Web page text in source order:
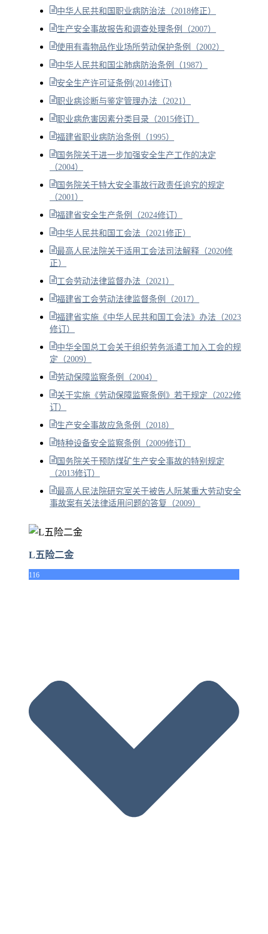
中华人民共和国职业病防治法（2018修正）
生产安全事故报告和调查处理条例（2007）
使用有毒物品作业场所劳动保护条例（2002）
中华人民共和国尘肺病防治条例（1987）
安全生产许可证条例(2014修订)
职业病诊断与鉴定管理办法（2021）
职业病危害因素分类目录（2015修订）
福建省职业病防治条例（1995）
国务院关于进一步加强安全生产工作的决定
（2004）
国务院关于特大安全事故行政责任追究的规定
（2001）
福建省安全生产条例（2024修订）
中华人民共和国工会法（2021修正）
最高人民法院关于适用工会法司法解释（2020修
正）
工会劳动法律监督办法（2021）
福建省工会劳动法律监督条例（2017）
福建省实施《中华人民共和国工会法》办法（2023
修订）
中华全国总工会关于组织劳务派遣工加入工会的规
定（2009）
劳动保障监察条例（2004）
关于实施《劳动保障监察条例》若干规定（2022修
订）
生产安全事故应急条例（2018）
特种设备安全监察条例（2009修订）
国务院关于预防煤矿生产安全事故的特别规定
（2013修订）
最高人民法院研究室关于被告人阮某重大劳动安全
事故案有关法律适用问题的答复（2009）
L五险二金
116